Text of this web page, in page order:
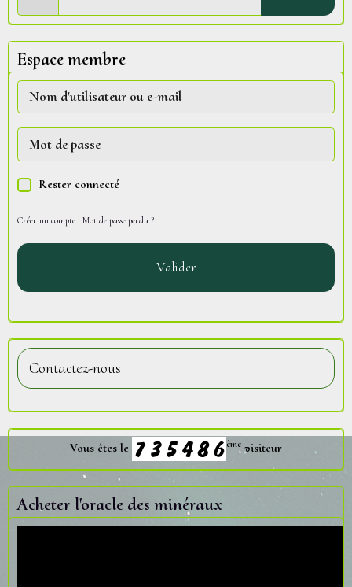
Espace membre
Rester connecté
Créer un compte | Mot de passe perdu ?
Valider
Contactez-nous
Vous êtes le ème visiteur
Acheter l'oracle des minéraux